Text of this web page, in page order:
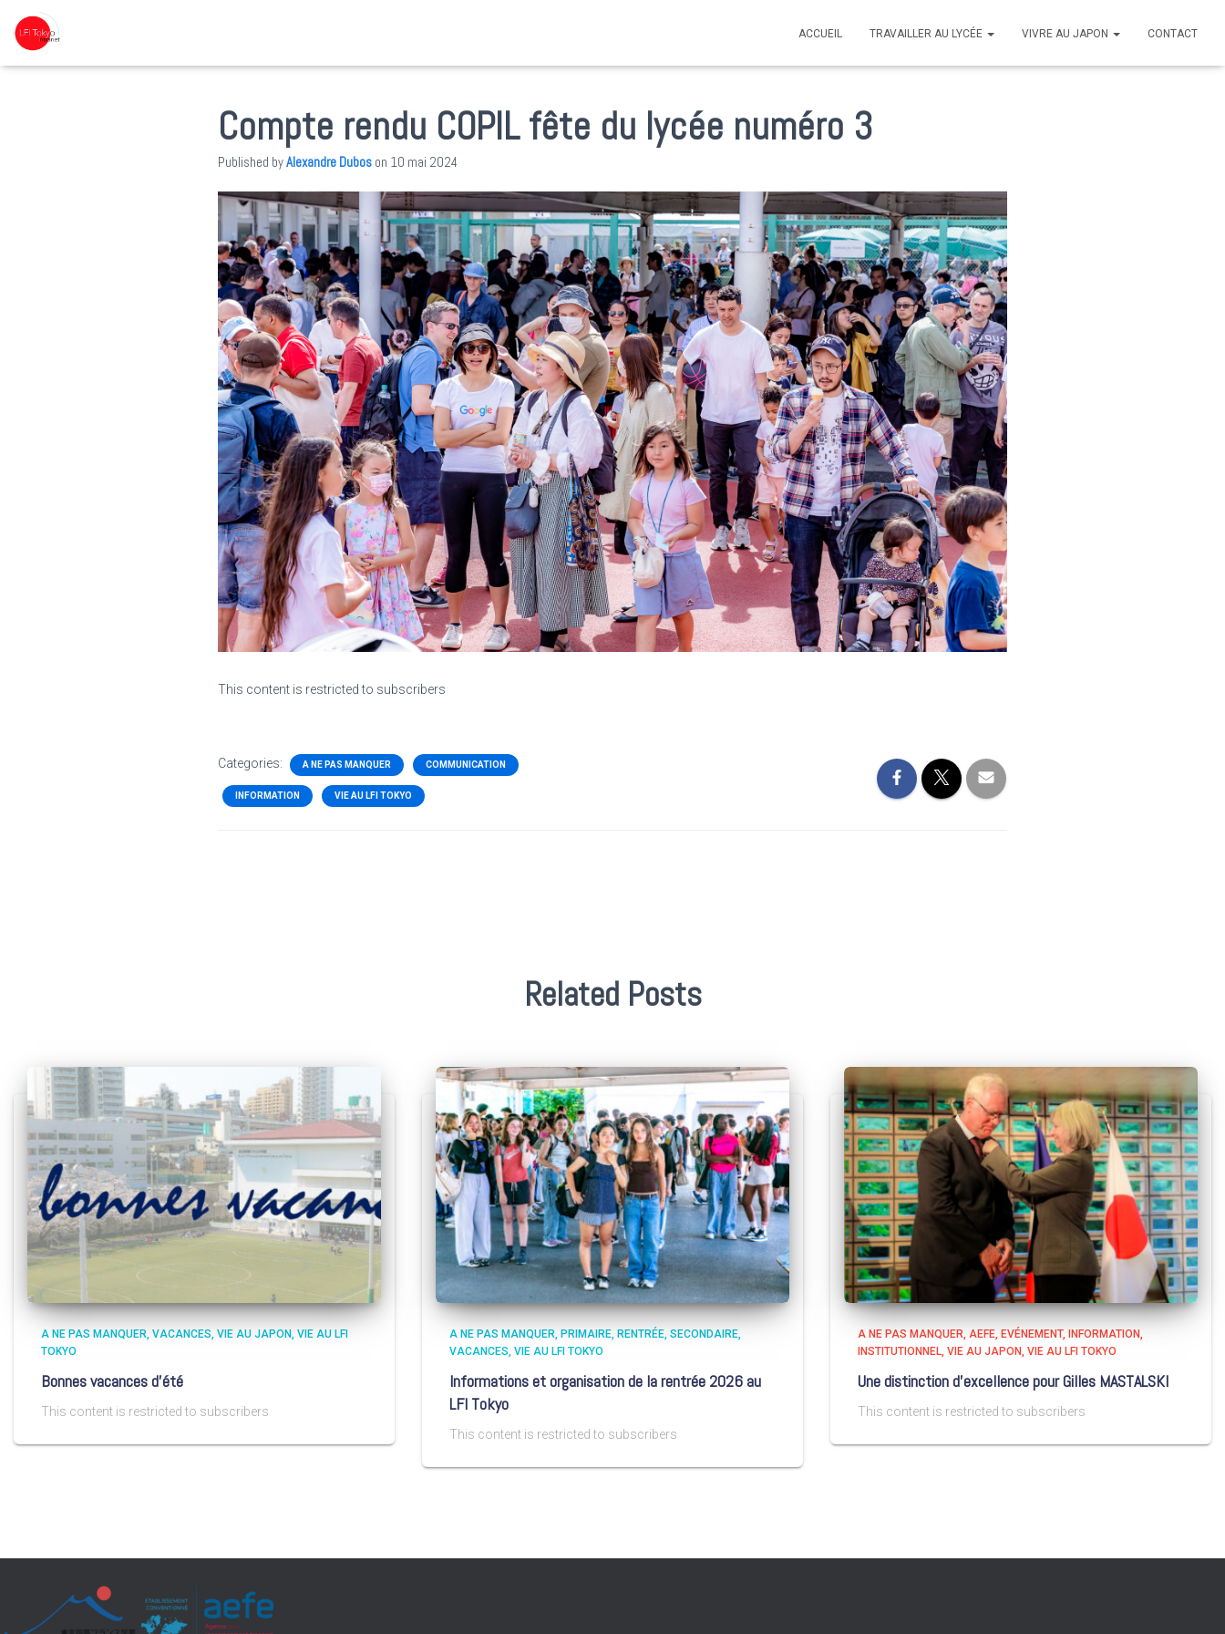
ACCUEIL TRAVAILLER AU LYCÉE VIVRE AU JAPON CONTACT
Compte rendu COPIL fête du lycée numéro 3
Published byAlexandre Dubos on 10 mai 2024
This content is restricted to subscribers
Categories: A NE PAS MANQUER COMMUNICATION
INFORMATION VIE AU LFI TOKYO
Related Posts
A NE PAS MANQUER VACANCES VIE AU JAPON VIE AU LFI
TOKYO
Bonnes vacances d’été
This content is restricted to subscribers
A NE PAS MANQUER PRIMAIRE RENTRÉE SECONDAIRE
VACANCES VIE AU LFI TOKYO
Informations et organisation de la rentrée 2026 au
LFI Tokyo
This content is restricted to subscribers
A NE PAS MANQUER AEFE EVÉNEMENT INFORMATION
INSTITUTIONNEL VIE AU JAPON VIE AU LFI TOKYO
Une distinction d’excellence pour Gilles MASTALSKI
This content is restricted to subscribers